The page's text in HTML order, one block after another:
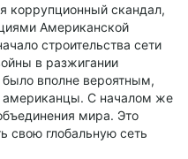
коррупционный скандал,
Американской
строительства сети
в разжигании
вполне вероятным,
американцы. С началом же
мира. Это
свою глобальную сеть